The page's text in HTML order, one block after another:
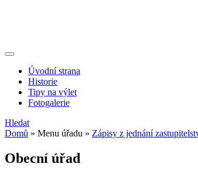
Úvodní strana
Historie
Tipy na výlet
Fotogalerie
Hledat
Domů » Menu úřadu » Zápisy z jednání
Obecní úřad